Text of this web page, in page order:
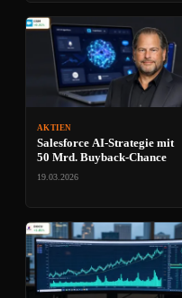
AKTIEN
Salesforce AI-Strategie mit
50 Mrd. Buyback-Chance
19.03.2026